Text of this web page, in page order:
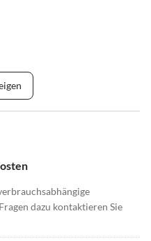
dazu kontaktieren Sie